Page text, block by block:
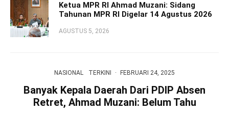
Ketua MPR RI Ahmad Muzani: Sidang
Tahunan MPR RI Digelar 14 Agustus 2026
AGUSTUS 5, 2026
NASIONAL TERKINI · FEBRUARI 24, 2025
Banyak Kepala Daerah Dari PDIP Absen
Retret, Ahmad Muzani: Belum Tahu